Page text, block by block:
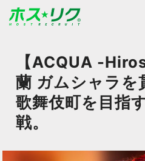
【ACQUA -
蘭 ガムシャラを
歌舞伎町を目指
戦。